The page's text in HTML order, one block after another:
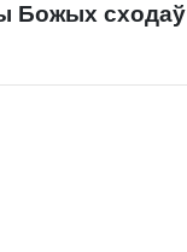
Божых сходаў